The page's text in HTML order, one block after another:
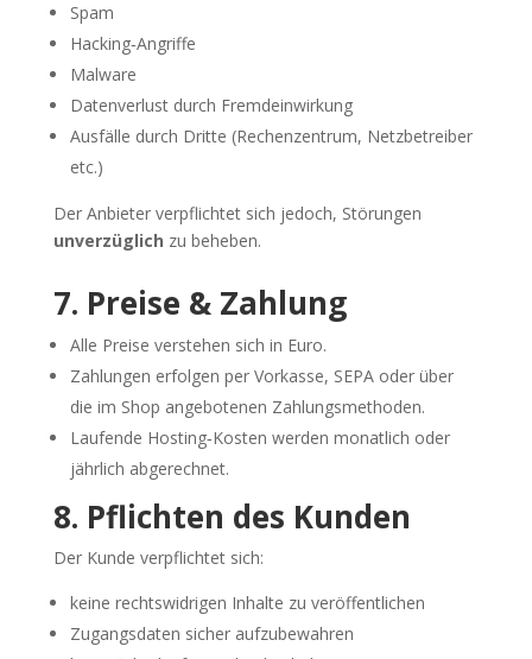
Spam
Hacking‑Angriffe
Malware
Datenverlust durch Fremdeinwirkung
Ausfälle durch Dritte (Rechenzentrum, Netzbetreiber
etc.)
Der Anbieter verpflichtet sich jedoch, Störungen
unverzüglich zu beheben.
7. Preise & Zahlung
Alle Preise verstehen sich in Euro.
Zahlungen erfolgen per Vorkasse, SEPA oder über
die im Shop angebotenen Zahlungsmethoden.
Laufende Hosting‑Kosten werden monatlich oder
jährlich abgerechnet.
8. Pflichten des Kunden
Der Kunde verpflichtet sich:
keine rechtswidrigen Inhalte zu veröffentlichen
Zugangsdaten sicher aufzubewahren